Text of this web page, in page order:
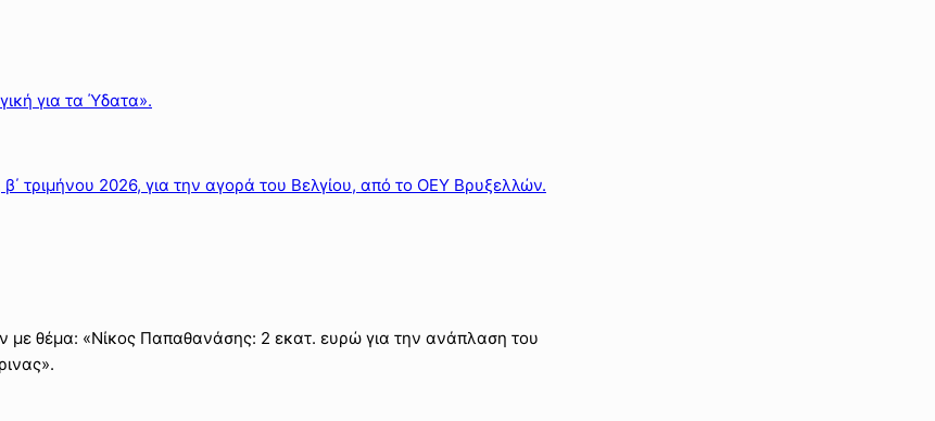
για τα Ύδατα».
τριμήνου 2026, για την αγορά του Βελγίου, από το ΟΕΥ Βρυξελλών.
με θέμα: «Νίκος Παπαθανάσης: 2 εκατ. ευρώ για την ανάπλαση του